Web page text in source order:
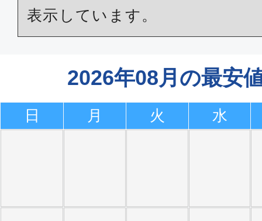
表示しています。
2026年08月の最安
日 月 火 水